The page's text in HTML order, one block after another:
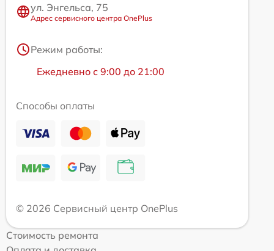
ул. Энгельса, 75
Адрес сервисного центра OnePlus
Режим работы:
Ежедневно с 9:00 до 21:00
Способы оплаты
© 2026 Сервисный центр OnePlus
Стоимость ремонта